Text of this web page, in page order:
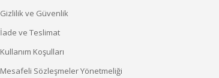
Gizlilik ve Güvenlik
İade ve Teslimat
Kullanım Koşulları
Mesafeli Sözleşmeler Yönetmeliği